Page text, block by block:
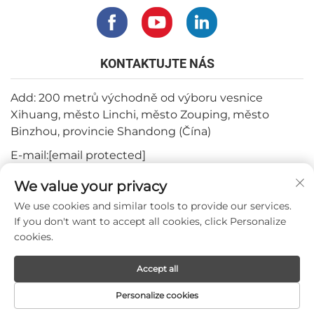
KONTAKTUJTE NÁS
Add: 200 metrů východně od výboru vesnice
Xihuang, město Linchi, město Zouping, město
Binzhou, provincie Shandong (Čína)
E-mail:[email protected]
Tel:+82-3180427370
Telefon: +86-15564344404
WhatsApp: +82-1022396668
Všechna práva vyhrazena © 2024 Mepro Medical Co.,Ltd.
We value your privacy
We use cookies and similar tools to provide our services.
If you don't want to accept all cookies, click Personalize
cookies.
Personalize cookies
Accept all